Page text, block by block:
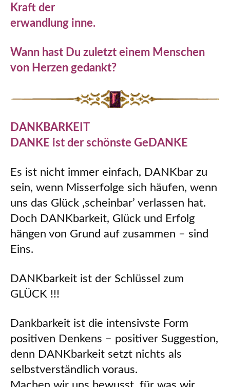
Kraft der
erwandlung inne.
Wann hast Du zuletzt einem Menschen
von Herzen gedankt?
DANKBARKEIT
DANKE ist der schönste GeDANKE
Es ist nicht immer einfach, DANKbar zu
sein, wenn Misserfolge sich häufen, wenn
uns das Glück ‚scheinbar’ verlassen hat.
Doch DANKbarkeit, Glück und Erfolg
hängen von Grund auf zusammen – sind
Eins.
DANKbarkeit ist der Schlüssel zum
GLÜCK !!!
Dankbarkeit ist die intensivste Form
positiven Denkens – positiver Suggestion,
denn DANKbarkeit setzt nichts als
selbstverständlich voraus.